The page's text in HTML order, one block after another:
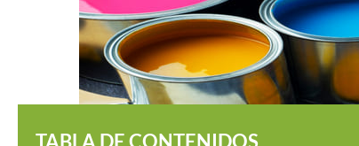
TABLA DE CONTENIDOS